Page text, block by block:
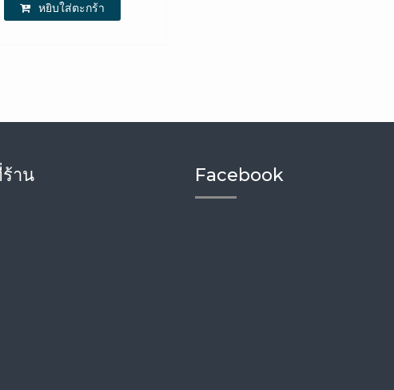
หยิบใส่ตะกร้า
าน Facebook